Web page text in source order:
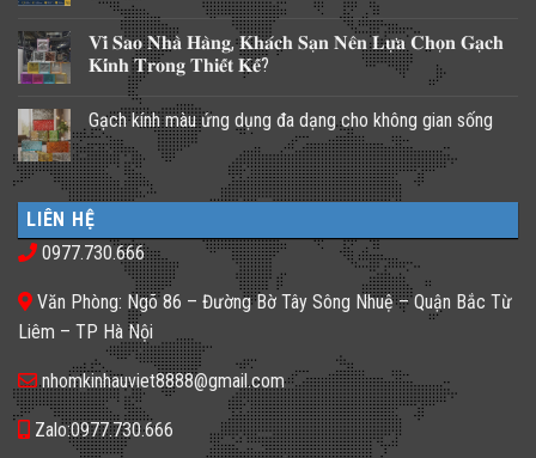
Không
bình
luận
ở
pháp
lấy
ánh
sáng
cho
nhà
phố
thiếu
sáng
tối
𝐕𝐢̀ 𝐒𝐚𝐨 𝐍𝐡𝐚̀ 𝐇𝐚̀𝐧𝐠, 𝐊𝐡𝐚́𝐜𝐡 𝐒𝐚̣𝐧 𝐍𝐞̂𝐧 𝐋𝐮̛̣𝐚 𝐂𝐡𝐨̣𝐧 𝐆𝐚̣𝐜𝐡
𝐊𝐢́𝐧𝐡 𝐓𝐫𝐨𝐧𝐠 𝐓𝐡𝐢𝐞̂́𝐭 𝐊𝐞̂́?
bình
luận
ở
𝐕𝐢̀
𝐒𝐚𝐨
𝐍𝐡𝐚̀
𝐇𝐚̀𝐧𝐠,
𝐊𝐡𝐚́𝐜𝐡
𝐒𝐚̣𝐧
𝐍𝐞̂𝐧
𝐂𝐡𝐨̣𝐧
𝐆𝐚̣𝐜𝐡
𝐊𝐢́𝐧𝐡
𝐓𝐫𝐨𝐧𝐠
𝐓𝐡𝐢𝐞̂́𝐭
𝐊𝐞̂́?
Gạch kính màu ứng dụng đa dạng cho không gian sống
Không
có
bình
luận
ở
Gạch
kính
màu
đa
dạng
cho
không
gian
sống
LIÊN HỆ
0977.730.666
Văn Phòng: Ngõ 86 – Đường Bờ Tây Sông Nhuệ – Quận Bắc Từ
Liêm – TP Hà Nội
nhomkinhauviet8888@gmail.com
Zalo:0977.730.666